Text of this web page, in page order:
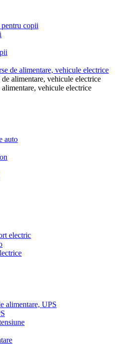
copii
de alimentare, vehicule electrice
alimentare, vehicule electrice
vehicule electrice
auto
electric
alimentare, UPS